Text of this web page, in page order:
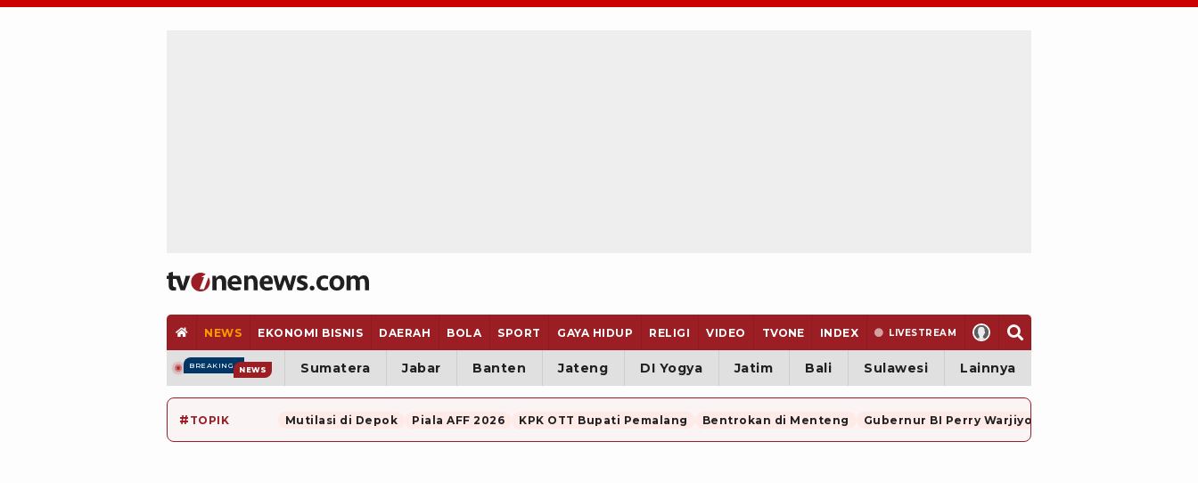
NEWS EKONOMI BISNIS DAERAH BOLA SPORT GAYA HIDUP RELIGI VIDEO TVONE INDEX LIVESTREAM
BREAKING NEWS Sumatera Jabar Banten Jateng DI Yogya Jatim Bali Sulawesi Lainnya
# TOPIK Mutilasi di Depok Piala AFF 2026 KPK OTT Bupati Pemalang Bentrokan di Menteng Gubernur BI Perry Warjiyo Mundur